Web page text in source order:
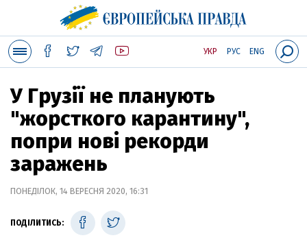
УКР РУС ENG
У Грузії не планують
"жорсткого карантину",
попри нові рекорди
заражень
ПОНЕДІЛОК, 14 ВЕРЕСНЯ 2020, 16:31
ПОДІЛИТИСЬ: